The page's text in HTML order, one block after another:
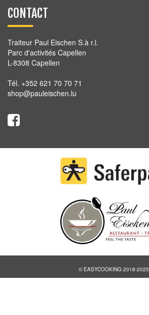
CONTACT
Traiteur Paul Eischen S.à r.l.
Parc d'activités Capellen
L-8308 Capellen
Tél. +352 621 70 70 71
shop@pauleischen.lu
© EASYCOOKING 2018-2025